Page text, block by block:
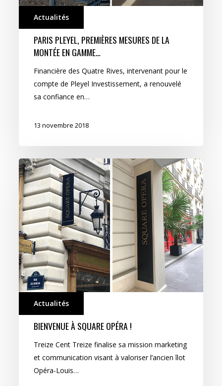
Actualités
PARIS PLEYEL, PREMIÈRES MESURES DE LA
MONTÉE EN GAMME…
Financière des Quatre Rives, intervenant pour le
compte de Pleyel Investissement, a renouvelé
sa confiance en…
13 novembre 2018
Bienvenue
à
Square
Opéra
!
Actualités
BIENVENUE À SQUARE OPÉRA !
Treize Cent Treize finalise sa mission marketing
et communication visant à valoriser l’ancien îlot
Opéra-Louis…